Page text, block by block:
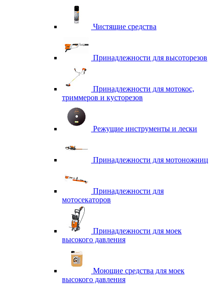
Чистящие средства
Принадлежности для высоторезов
Принадлежности для мотокос,
триммеров и кусторезов
Режущие инструменты и лески
Принадлежности для мотоножниц
Принадлежности для
мотосекаторов
Принадлежности для моек
высокого давления
Моющие средства для моек
высокого давления